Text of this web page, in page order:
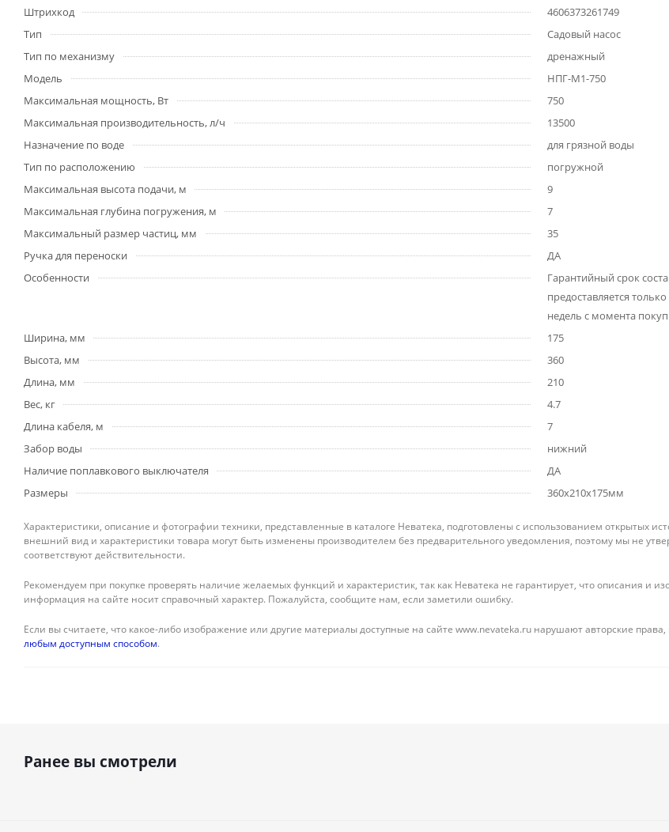
Штрихкод
4606373261749
Тип
Садовый насос
Тип по механизму
дренажный
Модель
НПГ-М1-750
Максимальная мощность, Вт
750
Максимальная производительность, л/ч
13500
Назначение по воде
для грязной воды
Тип по расположению
погружной
Максимальная высота подачи, м
9
Максимальная глубина погружения, м
7
Максимальный размер частиц, мм
35
Ручка для переноски
ДА
Особенности
Гарантийный срок
предоставляется
недель с момента
Ширина, мм
175
Высота, мм
360
Длина, мм
210
Вес, кг
4.7
Длина кабеля, м
7
Забор воды
нижний
Наличие поплавкового выключателя
ДА
Размеры
360x210x175мм
Характеристики, описание и фотографии техники, представленные в каталоге Неватека, подготовлены с использованием открытых
внешний вид и характеристики товара могут быть изменены производителем без предварительного уведомления, поэтому мы не
соответствуют действительности.
Рекомендуем при покупке проверять наличие желаемых функций и характеристик, так как Неватека не гарантирует, что описания
информация на сайте носит справочный характер. Пожалуйста, сообщите нам, если заметили ошибку.
Если вы считаете, что какое-либо изображение или другие материалы доступные на сайте www.nevateka.ru нарушают авторские
любым доступным способом.
Ранее вы смотрели